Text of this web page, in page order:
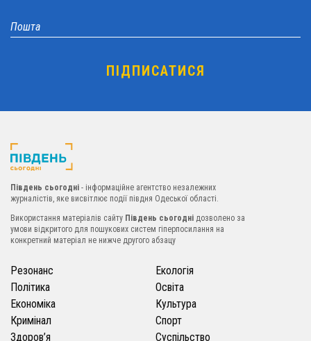
Південь сьогодні - інформаційне агентство незалежних
журналістів, яке висвітлює події півдня Одеської області.
Використання матеріалів сайту Південь сьогодні дозволено за
умови відкритого для пошукових систем гіперпосилання на
конкретний матеріал не нижче другого абзацу
Резонанс
Політика
Економіка
Кримінал
Здоров’я
Екологія
Освіта
Культура
Спорт
Суспільство